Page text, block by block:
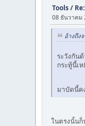
Tools /
08 ธันวาคม
อ้างถึง
ระวังกัน
กระทู้นี้เ
มาบัดนี้ค
ในตรงนั้นก็